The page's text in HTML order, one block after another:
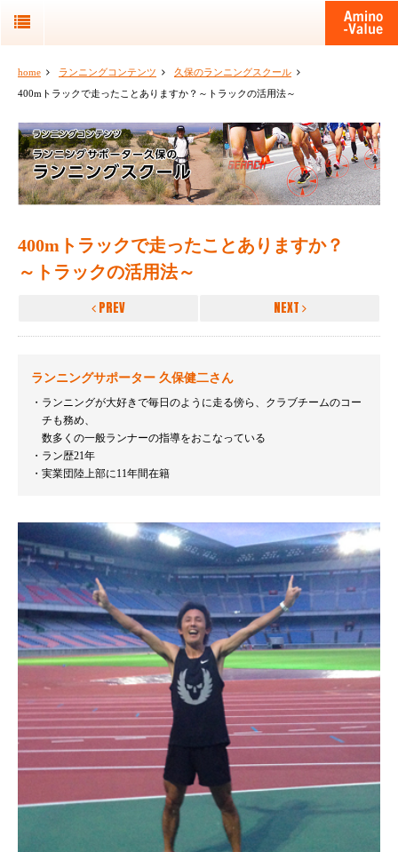
home ランニングコンテンツ
久保のランニングスクール
400mトラックで走ったことありますか？～トラックの活用法～
400mトラックで走ったことありますか？
～トラックの活用法～
PREV NEXT
ランニングサポーター 久保健二さん
ランニングが大好きで毎日のように走る傍ら、クラブチームのコー
チも務め、
数多くの一般ランナーの指導をおこなっている
ラン歴21年
実業団陸上部に11年間在籍